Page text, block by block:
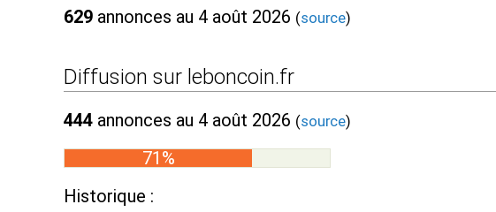
629 annonces au 4 août 2026 (source)
Diffusion sur leboncoin.fr
444 annonces au 4 août 2026 (source)
71%
Historique :